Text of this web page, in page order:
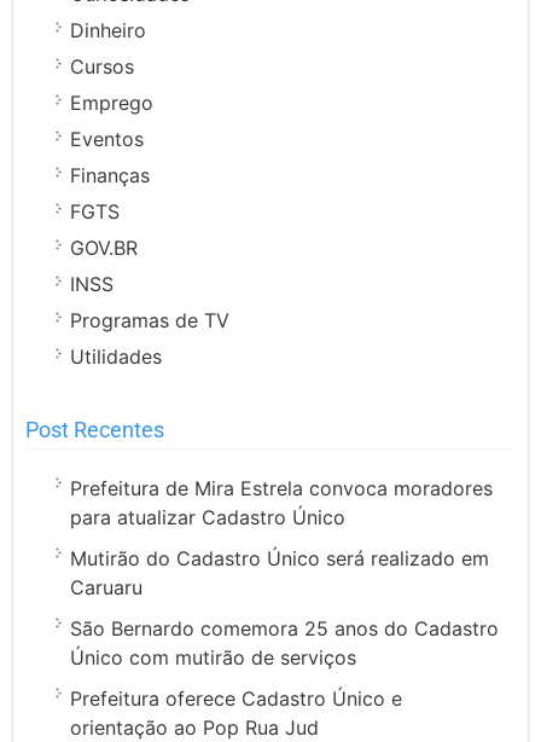
Dinheiro
Cursos
Emprego
Eventos
Finanças
FGTS
GOV.BR
INSS
Programas de TV
Utilidades
Post Recentes
Prefeitura de Mira Estrela convoca moradores
para atualizar Cadastro Único
Mutirão do Cadastro Único será realizado em
Caruaru
São Bernardo comemora 25 anos do Cadastro
Único com mutirão de serviços
Prefeitura oferece Cadastro Único e
orientação ao Pop Rua Jud